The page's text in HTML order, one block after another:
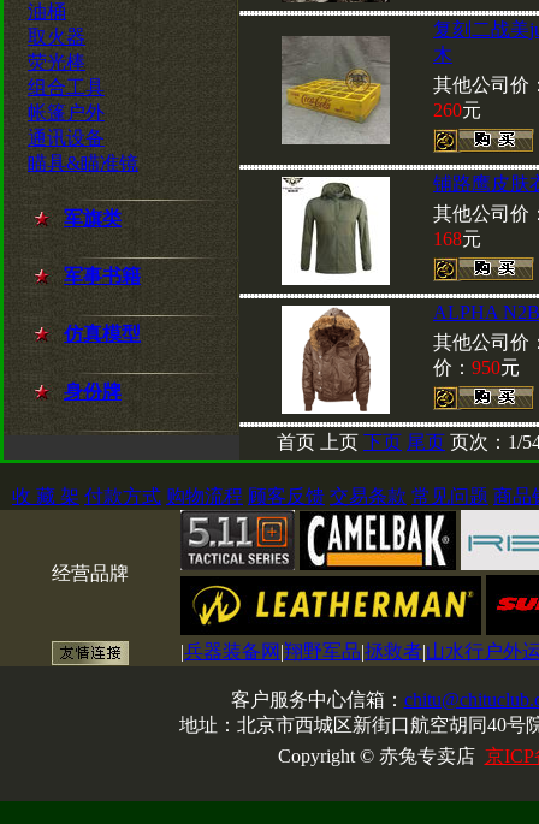
油桶
取火器
荧光棒
组合工具
帐篷户外
通讯设备
瞄具&瞄准镜
军旗类
军事书籍
仿真模型
身份牌
复刻二战美
木
其他公司价
260元
铺路鹰皮肤
其他公司价
168元
ALPHA
其他公司价
价： 950元
首页 上页 下页 尾页 页次：1/
收 藏 架 付款方式 购物流程 顾客反馈 交易条款 常见问题 商品
经营品牌
|兵器装备网 |翔野军品|拯救者|山水行户外
客户服务中心信箱：
地址：北京市西城区新街口航空胡同40
Copyright © 赤兔专卖店 京ICP